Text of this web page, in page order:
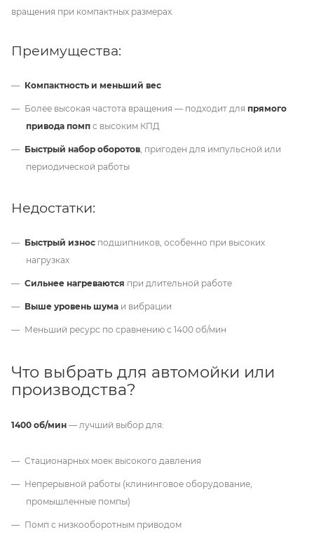
вращения при компактных размерах.
Преимущества:
Компактность и меньший вес
Более высокая частота вращения — подходит для прямого
привода помп с высоким КПД
Быстрый набор оборотов , пригоден для импульсной или
периодической работы
Недостатки:
Быстрый износ подшипников, особенно при высоких
нагрузках
Сильнее нагреваются при длительной работе
Выше уровень шума и вибрации
Меньший ресурс по сравнению с 1400 об/мин
Что выбрать для автомойки или
производства?
1400 об/мин — лучший выбор для:
Стационарных моек высокого давления
Непрерывной работы (клининговое оборудование,
промышленные помпы)
Помп с низкооборотным приводом